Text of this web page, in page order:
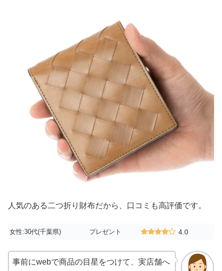
人気のある二つ折り財布だから、口コミも高評価です。
女性:30代(千葉県) プレゼント 4.0
事前にwebで商品の目星をつけて、実店舗へ